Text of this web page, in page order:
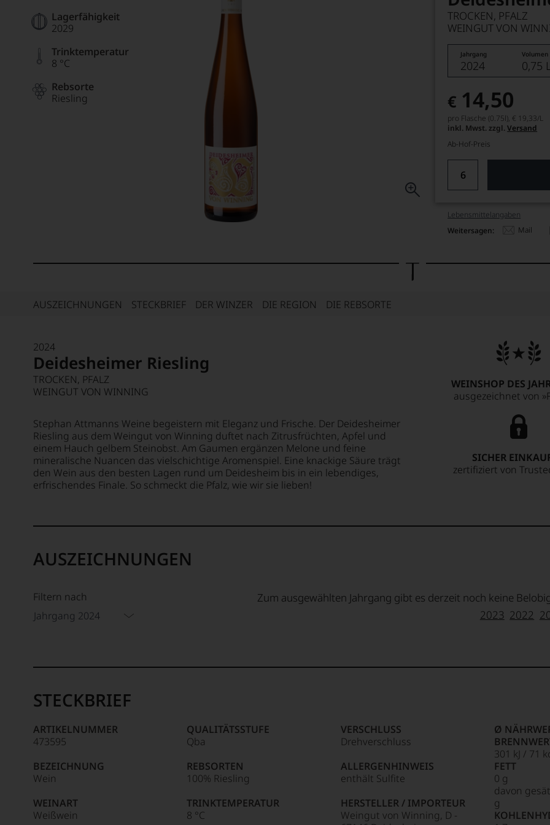
Lagerfähigkeit
2029
Trinktemperatur
8 °C
Rebsorte
Riesling
TROCKEN, PFALZ
WEINGUT VON
Jahrgang Volumen
2024 0,75
€ 14,50
pro Flasche (0.75l), € 19,33/L
inkl. Mwst. zzgl.Versand
Ab-Hof-Preis
Lebensmittel­angaben
Weitersagen:
Mail
AUSZEICHNUNGEN STECKBRIEF DER WINZER DIE REGION DIE REBSORTE
2024
Deidesheimer Riesling
TROCKEN, PFALZ
WEINGUT VON WINNING
Stephan Attmanns Weine begeistern mit Eleganz und Frische. Der Deidesheimer
Riesling aus dem Weingut von Winning duftet nach Zitrusfrüchten, Apfel und
einem Hauch gelbem Steinobst. Am Gaumen ergänzen Melone und feine
mineralische Nuancen das vielschichtige Aromenspiel. Eine knackige Säure trägt
den Wein aus den besten Lagen rund um Deidesheim bis in ein lebendiges,
erfrischendes Finale. So schmeckt die Pfalz, wie wir sie lieben!
WEINSHOP DES
ausgezeichnet von
SICHER
zertifiziert von
AUSZEICHNUNGEN
Filtern nach
Jahrgang 2024
Zum ausgewählten Jahrgang gibt es derzeit noch keine
2023 2022
STECKBRIEF
ARTIKELNUMMER
473595
BEZEICHNUNG
Wein
WEINART
Weißwein
QUALITÄTSSTUFE
Qba
REBSORTEN
100% Riesling
TRINKTEMPERATUR
8 °C
VERSCHLUSS
Drehverschluss
ALLERGENHINWEIS
enthält Sulfite
HERSTELLER / IMPORTEUR
Weingut von Winning, D -
Ø
301 kJ / 71
FETT
0 g
davon
g